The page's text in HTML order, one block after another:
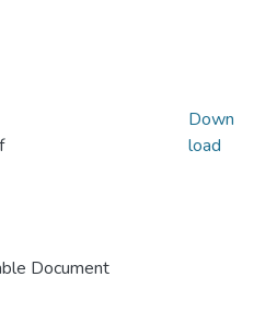
Document
Down
load